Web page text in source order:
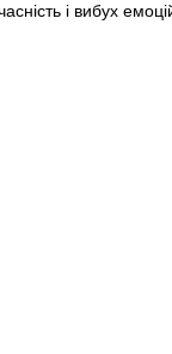
і вибух